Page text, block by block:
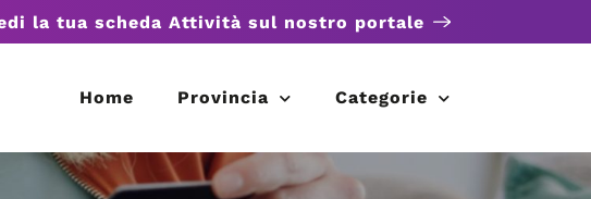
la tua scheda Attività sul nostro portale
Home Provincia Categorie